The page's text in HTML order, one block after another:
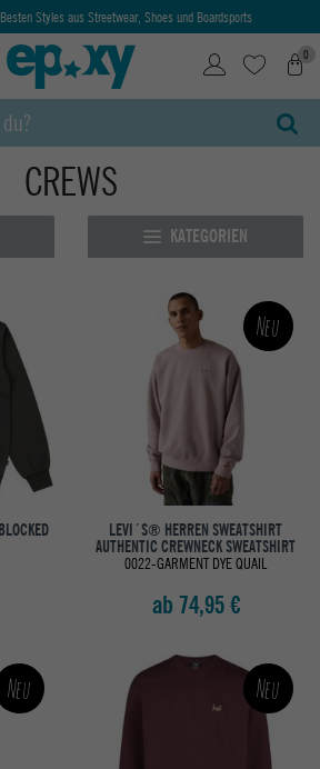
kostenlose Lieferung & Retoure
0
CREWS
KATEGORIEN
Neu
LEVI´S® HERREN SWEATSHIRT
AUTHENTIC CREWNECK SWEATSHIRT
0022-GARMENT DYE QUAIL
ab 74,95 €
Neu Neu